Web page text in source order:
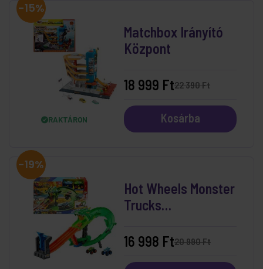
-15%
RAKTÁRON
Matchbox Irányító
Központ
22 390 Ft
18 999 Ft
Kosárba
-19%
Hot Wheels Monster
Trucks
Pályaszett20 990 Ft
16 998 Ft